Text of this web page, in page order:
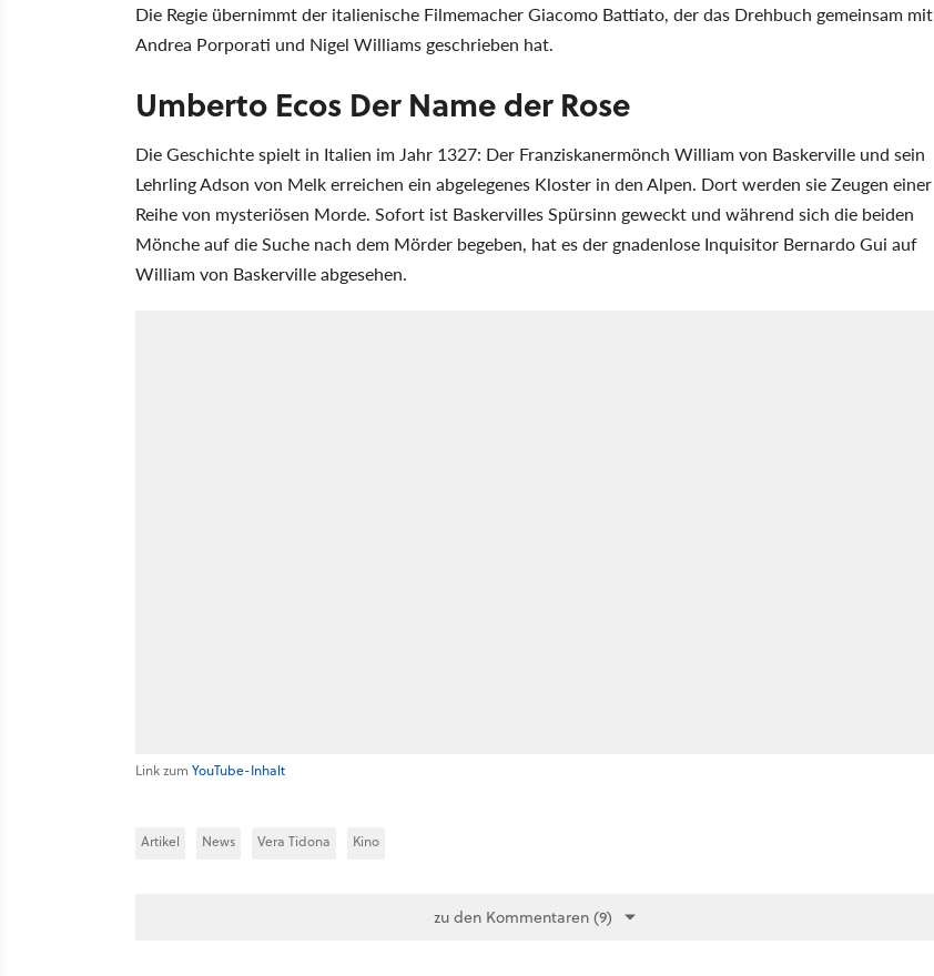
Die Regie übernimmt der italienische Filmemacher Giacomo Battiato, der das Drehbuch gemeinsam mit
Andrea Porporati und Nigel Williams geschrieben hat.
Umberto Ecos Der Name der Rose
Die Geschichte spielt in Italien im Jahr 1327: Der Franziskanermönch William von Baskerville und sein
Lehrling Adson von Melk erreichen ein abgelegenes Kloster in den Alpen. Dort werden sie Zeugen einer
Reihe von mysteriösen Morde. Sofort ist Baskervilles Spürsinn geweckt und während sich die beiden
Mönche auf die Suche nach dem Mörder begeben, hat es der gnadenlose Inquisitor Bernardo Gui auf
William von Baskerville abgesehen.
Link zum YouTube-Inhalt
Artikel News Vera Tidona Kino
zu den Kommentaren (9)